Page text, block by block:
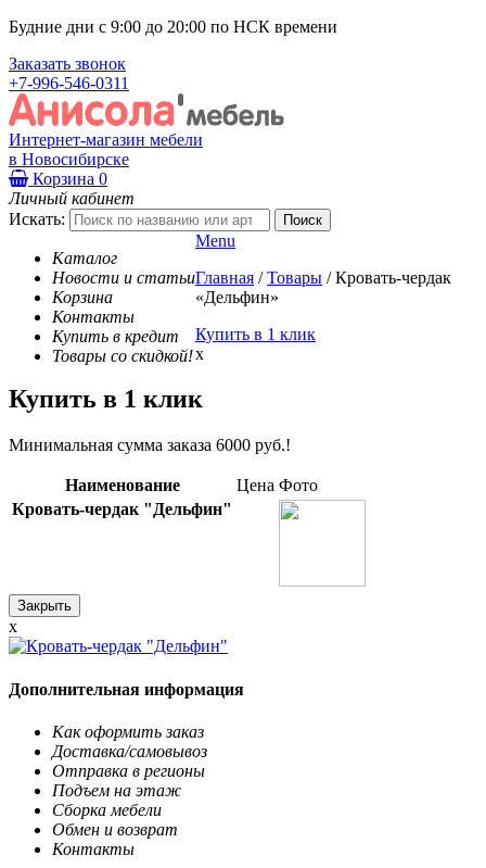
Будние дни с 9:00 до 20:00 по НСК времени
Заказать звонок
+7-996-546-0311
Интернет-магазин мебели
в Новосибирске
Корзина 0
Личный кабинет
Искать:
Каталог
Новости и статьи
Корзина
Контакты
Купить в кредит
Товары со скидкой!
Menu
Главная / Товары / Кровать-чердак
«Дельфин»
Купить в 1 клик
x
Купить в 1 клик
Минимальная сумма заказа 6000 руб.!
Наименование Цена Фото
Кровать-чердак "Дельфин"
Закрыть
x
Дополнительная информация
Как оформить заказ
Доставка/самовывоз
Отправка в регионы
Подъем на этаж
Сборка мебели
Обмен и возврат
Контакты